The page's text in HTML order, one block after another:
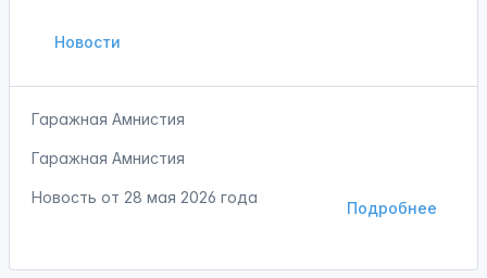
Новости
Гаражная Амнистия
Гаражная Амнистия
Подробнее
Новость от 28 мая 2026 года